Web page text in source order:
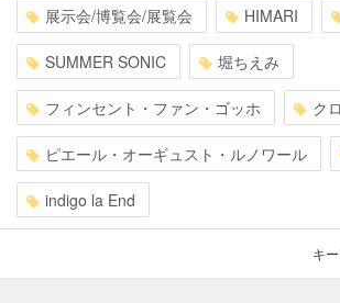
展示会/博覧会/展覧会 HIMARI
SUMMER SONIC 堀ちえみ
フィンセント・ファン・ゴッホ ク
ピエール・オーギュスト・ルノワール
indigo la End
キ